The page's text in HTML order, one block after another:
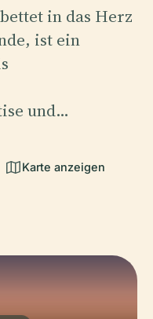
in das Herz
ist ein
und…
Karte anzeigen